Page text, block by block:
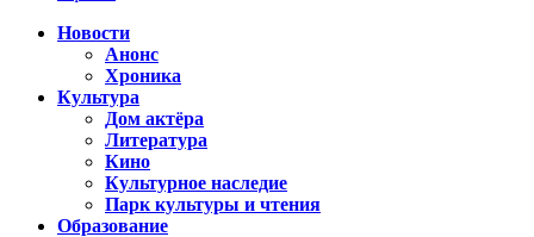
Новости
Анонс
Хроника
Культура
Дом актёра
Литература
Кино
Культурное наследие
Парк культуры и чтения
Образование